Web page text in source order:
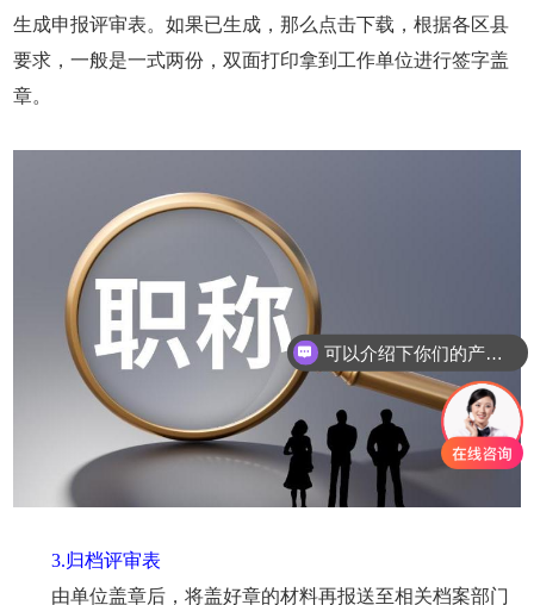
生成申报评审表。如果已生成，那么点击下载，根据各区县
要求，一般是一式两份，双面打印拿到工作单位进行签字盖
章。
3.归档评审表
由单位盖章后，将盖好章的材料再报送至相关档案部门
可以介绍下你们的产品么